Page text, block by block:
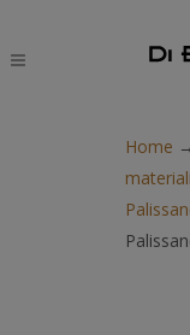
Home →